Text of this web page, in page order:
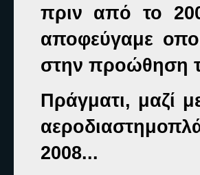
πριν από το
αποφεύγαμε
στην προώθηση
Πράγματι, μαζί
2008...